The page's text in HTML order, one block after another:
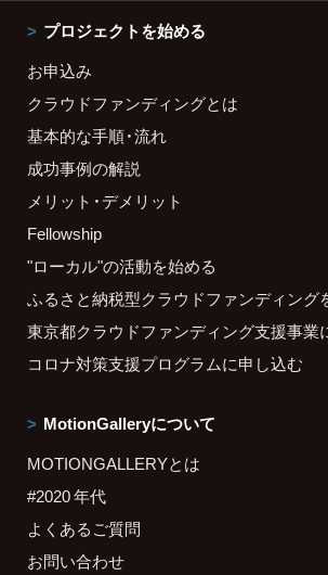
プロジェクトを始める
お申込み
クラウドファンディングとは
基本的な手順・流れ
成功事例の解説
メリット・デメリット
Fellowship
"ローカル"の活動を始める
ふるさと納税型クラウドファンディング
東京都クラウドファンディング支援事業
コロナ対策支援プログラムに申し込む
MotionGalleryについて
MOTIONGALLERYとは
#2020 年代
よくあるご質問
お問い合わせ